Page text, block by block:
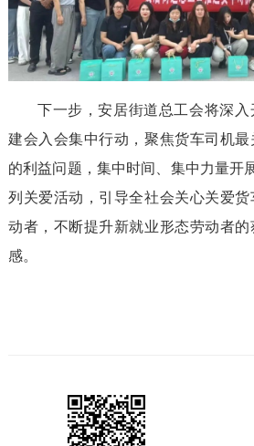
下一步，安居街道总工会将深
建会入会集中行动，聚焦货车司机
的利益问题，集中时间、集中力量开
列关爱活动，引导全社会关心关爱
动者，不断提升新就业形态劳动者
感。